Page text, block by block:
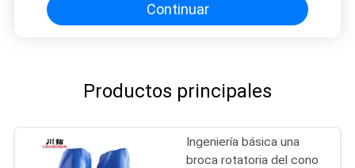
Continuar
Productos principales
Ingeniería básica una
broca rotatoria del cono